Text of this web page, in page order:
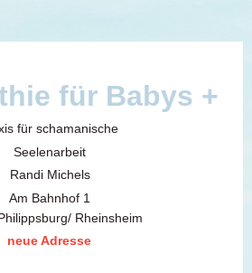
für Babys +
für schamanische
Seelenarbeit
Randi Michels
Am Bahnhof 1
Rheinsheim
neue Adresse